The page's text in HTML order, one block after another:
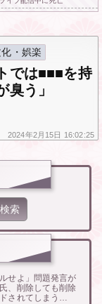
・娯楽
では■■■を持
臭う」
2024年2月15日 16:02:25
せよ」問題発言が
、削除しても削除
されてしまう…